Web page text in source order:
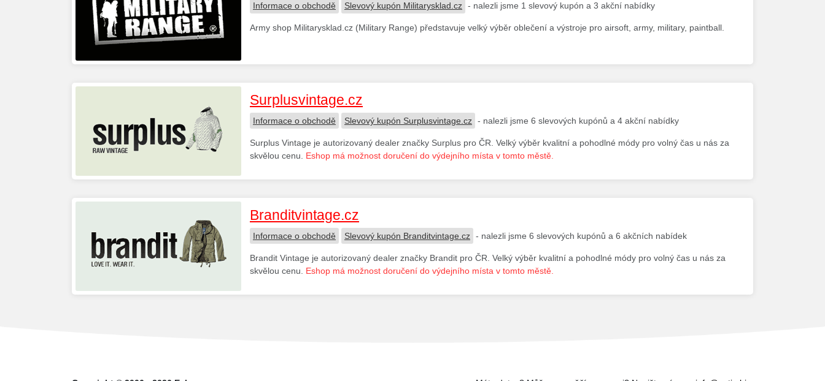
Informace o obchodě Slevový kupón Militarysklad.cz - nalezli jsme 1 slevový kupón a 3 akční nabídky
Army shop Militarysklad.cz (Military Range) představuje velký výběr oblečení a výstroje pro airsoft, army, military, paintball.
Surplusvintage.cz
Informace o obchodě Slevový kupón Surplusvintage.cz - nalezli jsme 6 slevových kupónů a 4 akční nabídky
Surplus Vintage je autorizovaný dealer značky Surplus pro ČR. Velký výběr kvalitní a pohodlné módy pro volný čas u nás za
skvělou cenu. Eshop má možnost doručení do výdejního místa v tomto městě.
Branditvintage.cz
Informace o obchodě Slevový kupón Branditvintage.cz - nalezli jsme 6 slevových kupónů a 6 akčních nabídek
Brandit Vintage je autorizovaný dealer značky Brandit pro ČR. Velký výběr kvalitní a pohodlné módy pro volný čas u nás za
skvělou cenu. Eshop má možnost doručení do výdejního místa v tomto městě.